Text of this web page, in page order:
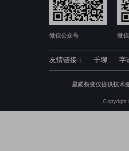
微信公众号 微
友情链接： 千聊 字
星耀裂变仅提供技术
Copyright